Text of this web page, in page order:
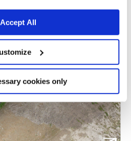
Accept All
cookies only